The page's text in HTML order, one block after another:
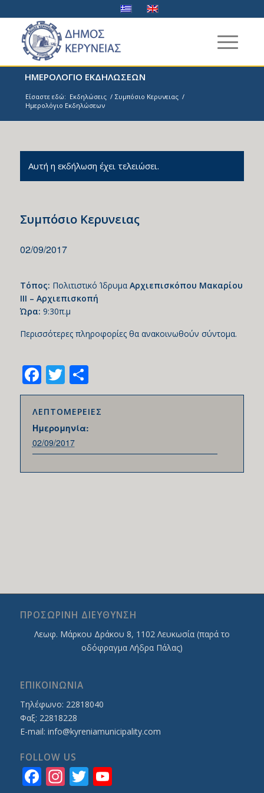
ΗΜΕΡΟΛΟΓΙΟ ΕΚΔΗΛΩΣΕΩΝ
Είσαστε εδώ: Εκδηλώσεις / Συμπόσιο Κερυνειας /
Ημερολόγιο Εκδηλώσεων
Αυτή η εκδήλωση έχει τελειώσει.
Συμπόσιο Κερυνειας
02/09/2017
Τόπος: Πολιτιστικό Ίδρυμα Αρχιεπισκόπου Μακαρίου
ΙΙΙ – Αρχιεπισκοπή
Ώρα: 9:30π.μ
Περισσότερες πληροφορίες θα ανακοινωθούν σύντομα.
Facebook
TwitterShare
ΛΕΠΤΟΜΕΡΕΙΕΣ
Ημερομηνία:
02/09/2017
ΠΡΟΣΩΡΙΝΗ ΔΙΕΥΘΥΝΣΗ
Λεωφ. Mάρκου Δράκου 8, 1102 Λευκωσία (παρά το
οδόφραγμα Λήδρα Πάλας)
ΕΠΙΚΟΙΝΩΝΙΑ
Τηλέφωνο: 22818040
Φαξ: 22818228
E-mail: info@kyreniamunicipality.com
FOLLOW US
Facebook
Instagram
Twitter
YouTube